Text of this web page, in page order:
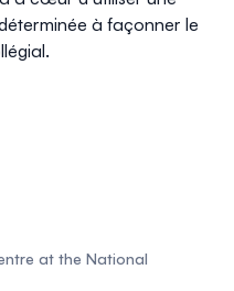
à façonner le
at the National